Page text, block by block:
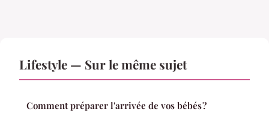
Lifestyle — Sur le même sujet
Comment préparer l'arrivée de vos bébés ?